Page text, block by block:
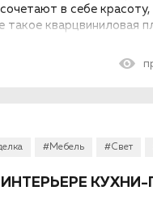
в себе красоту,
кварцвиниловая
#Мебель #Свет